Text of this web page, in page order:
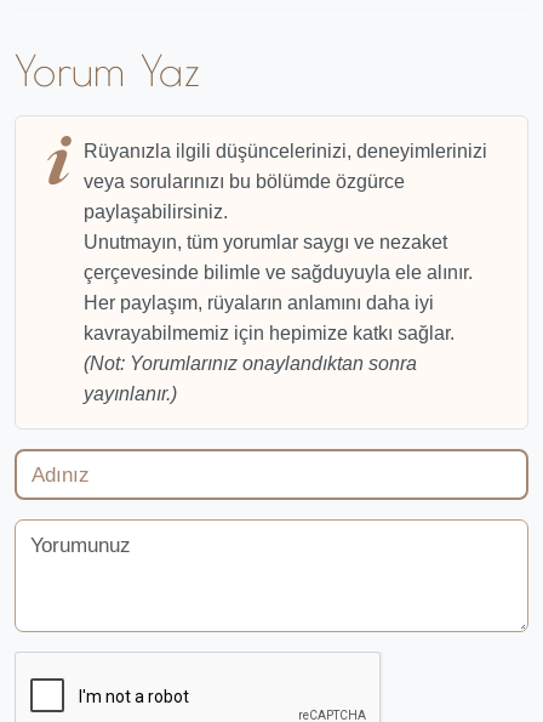
Yorum Yaz
Rüyanızla ilgili düşüncelerinizi, deneyimlerinizi
veya sorularınızı bu bölümde özgürce
paylaşabilirsiniz.
Unutmayın, tüm yorumlar saygı ve nezaket
çerçevesinde bilimle ve sağduyuyla ele alınır.
Her paylaşım, rüyaların anlamını daha iyi
kavrayabilmemiz için hepimize katkı sağlar.
(Not: Yorumlarınız onaylandıktan sonra
yayınlanır.)